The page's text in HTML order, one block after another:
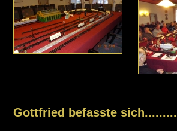
Gottfried befasste sich.........